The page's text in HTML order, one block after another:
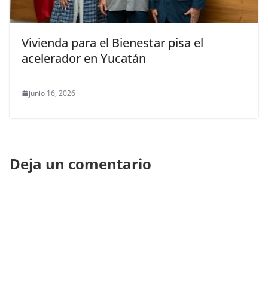
Vivienda para el Bienestar pisa el
acelerador en Yucatán
junio 16, 2026
Deja un comentario